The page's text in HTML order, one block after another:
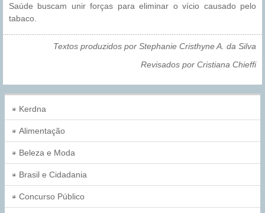
Saúde buscam unir forças para eliminar o vício causado pelo
tabaco.
Textos produzidos por Stephanie Cristhyne A. da Silva
Revisados por Cristiana Chieffi
Kerdna
Alimentação
Beleza e Moda
Brasil e Cidadania
Concurso Público